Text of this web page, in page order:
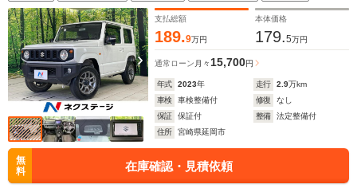
ム 車線逸脱警報 オートライト オートエアコン
支払総額
189.9万円
本体価格
179.5万円
通常ローン 月々15,700円
年式 2023年 走行 2.9万km
車検
車検整備付 修復
なし
保証
保証付 整備
法定整備付
住所
宮崎県延岡市
無
料
在庫確認・見積依頼